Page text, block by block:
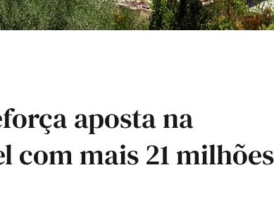
aposta na
com mais 21 milhões